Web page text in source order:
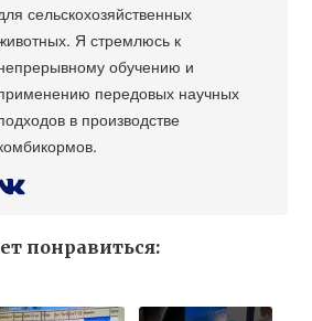
сельскохозяйственных
Я стремлюсь к
обучению и
передовых научных
в производстве
понравиться: